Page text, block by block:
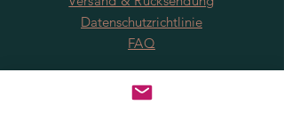
Datenschutzrichtlinie
FAQ